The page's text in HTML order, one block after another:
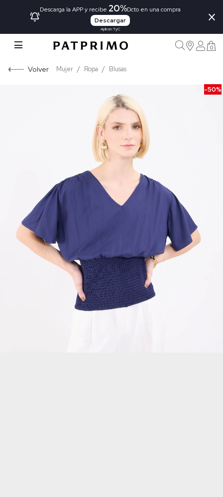
Descarga la APP y recibe 20%Dcto en una compra
Descargar
Aplican TyC
×
0
Volver Mujer Ropa Blusas
-50%